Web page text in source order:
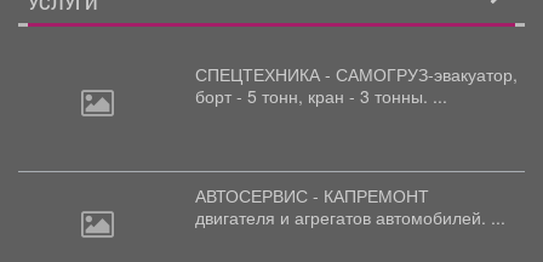
СПЕЦТЕХНИКА - САМОГРУЗ-эвакуатор,
борт - 5 тонн, кран - 3 тонны. ...
АВТОСЕРВИС - КАПРЕМОНТ
двигателя и агрегатов автомобилей. ...